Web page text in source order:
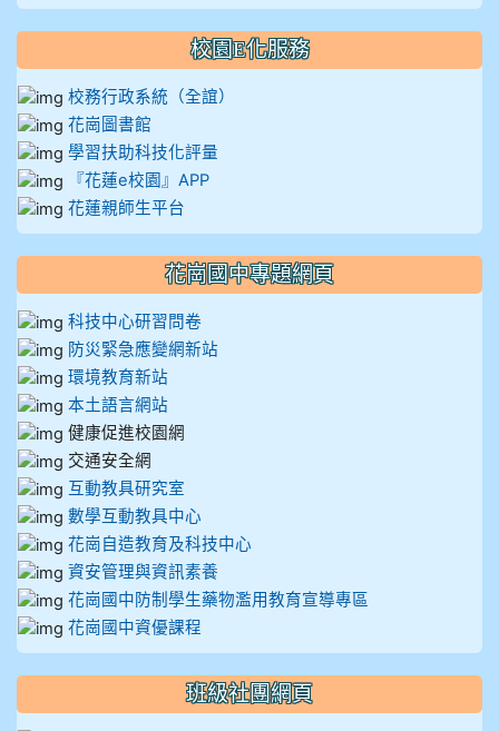
校園E化服務
校務行政系統（全誼）
花崗圖書館
學習扶助科技化評量
『花蓮e校園』APP
花蓮親師生平台
花崗國中專題網頁
科技中心研習問卷
防災緊急應變網新站
環境教育新站
本土語言網站
健康促進校園網
交通安全網
互動教具研究室
數學互動教具中心
花崗自造教育及科技中心
資安管理與資訊素養
花崗國中防制學生藥物濫用教育宣導專區
花崗國中資優課程
班級社團網頁